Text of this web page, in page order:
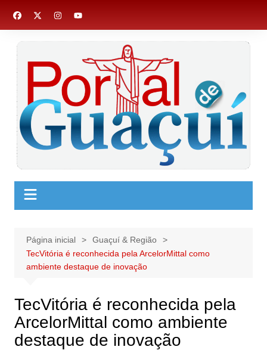
para
Página inicial
Guaçuí & Região
TecVitória é reconhecida pela ArcelorMittal como
ambiente destaque de inovação
TecVitória é reconhecida pela
ArcelorMittal como ambiente
destaque de inovação